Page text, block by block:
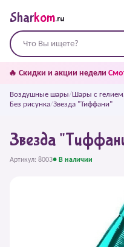
Sharkom.ru
🔥 Скидки и акции недели
Воздушные шары/Шары с гелием
Без рисунка/Звезда "Тиффани"
Звезда
Артикул: 8003● В наличии